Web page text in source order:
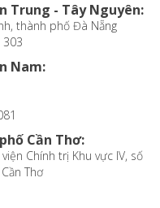
Trung - Tây Nguyên:
thành phố Đà Nẵng
303
Nam:
Cần Thơ:
Chính trị Khu vực IV, số
Thơ